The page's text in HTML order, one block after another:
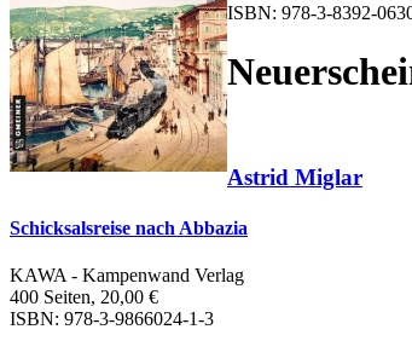
ISBN: 978-3-8392-
Astrid Miglar
Schicksalsreise nach Abbazia
KAWA - Kampenwand Verlag
400 Seiten, 20,00 €
ISBN: 978-3-9866024-1-3